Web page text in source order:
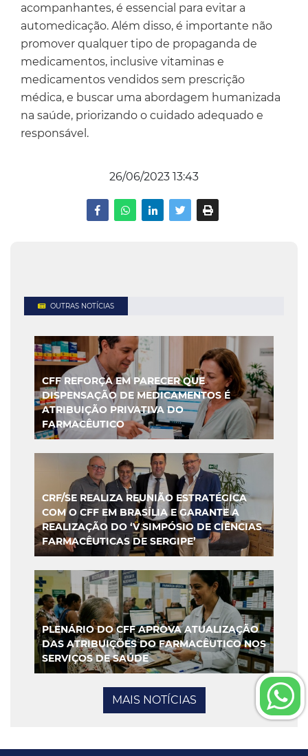
acompanhantes, é essencial para evitar a
automedicação. Além disso, é importante não
promover qualquer tipo de propaganda de
medicamentos, inclusive vitaminas e
medicamentos vendidos sem prescrição
médica, e buscar uma abordagem humanizada
na saúde, priorizando o cuidado adequado e
responsável.
26/06/2023 13:43
OUTRAS NOTÍCIAS
CFF REFORÇA EM PARECER QUE
DISPENSAÇÃO DE MEDICAMENTOS É
ATRIBUIÇÃO PRIVATIVA DO
FARMACÊUTICO
CRF/SE REALIZA REUNIÃO ESTRATÉGICA
COM O CFF EM BRASÍLIA E GARANTE A
REALIZAÇÃO DO ‘V SIMPÓSIO DE CIÊNCIAS
FARMACÊUTICAS DE SERGIPE’
PLENÁRIO DO CFF APROVA ATUALIZAÇÃO
DAS ATRIBUIÇÕES DO FARMACÊUTICO NOS
SERVIÇOS DE SAÚDE
MAIS NOTÍCIAS